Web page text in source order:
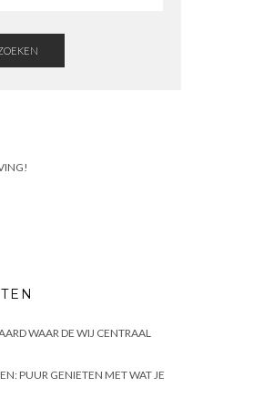
WAAR DE WIJ CENTRAAL
PUUR GENIETEN MET WAT JE